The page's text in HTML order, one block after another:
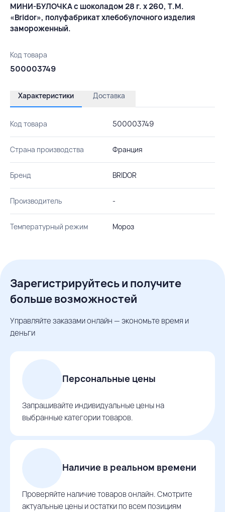
МИНИ-БУЛОЧКА с шоколадом 28 г. х 260, Т.М.
«Bridor», полуфабрикат хлебобулочного изделия
замороженный.
Код товара
500003749
Характеристики Доставка
Код товара 500003749
Страна производства Франция
Бренд BRIDOR
Производитель -
Температурный режим Мороз
Зарегистрируйтесь и получите
больше возможностей
Управляйте заказами онлайн — экономьте время и
деньги
Персональные цены
Запрашивайте индивидуальные цены на
выбранные категории товаров.
Наличие в реальном времени
Проверяйте наличие товаров онлайн. Смотрите
актуальные цены и остатки по всем позициям